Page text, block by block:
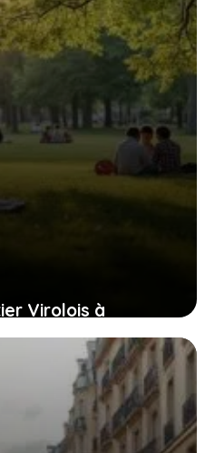
Virolois à
son passé et son